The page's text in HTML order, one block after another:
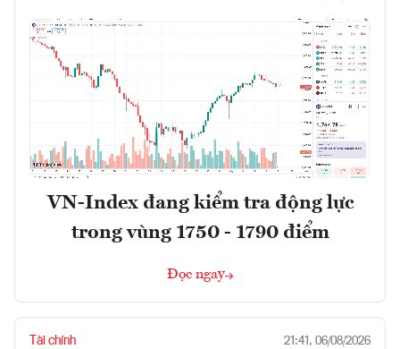
VN-Index đang kiểm tra động lực
trong vùng 1750 - 1790 điểm
Đọc ngay
Tài chính 21:41, 06/08/2026